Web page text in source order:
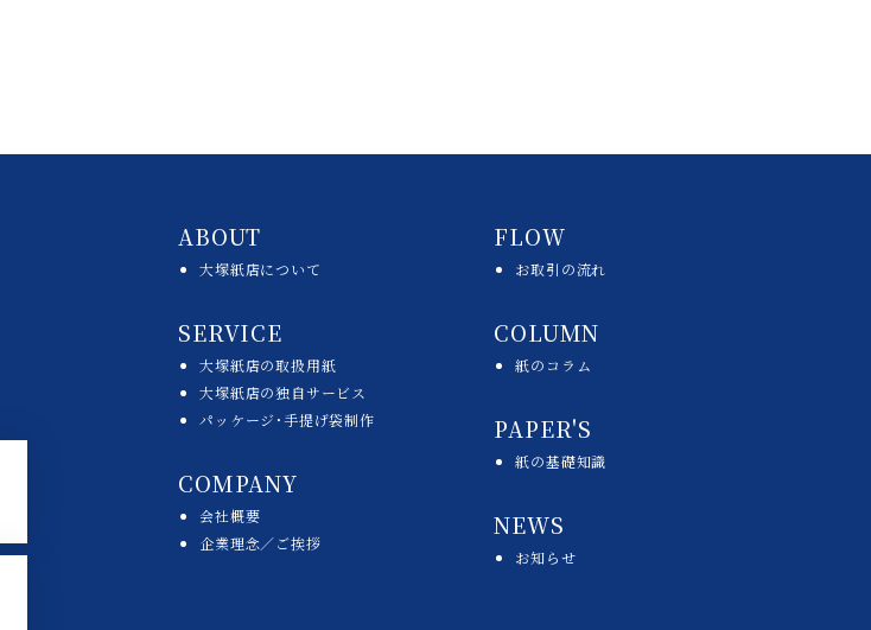
ABOUT
大塚紙店について
SERVICE
大塚紙店の取扱用紙
大塚紙店の独自サービス
パッケージ・手提げ袋制作
COMPANY
会社概要
企業理念／ご挨拶
FLOW
お取引の流れ
COLUMN
紙のコラム
PAPER'S
紙の基礎知識
NEWS
お知らせ